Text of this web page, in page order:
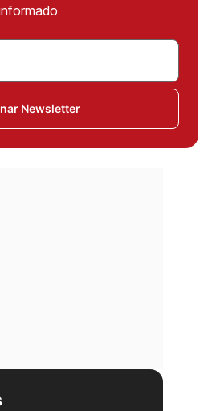
Newsletter